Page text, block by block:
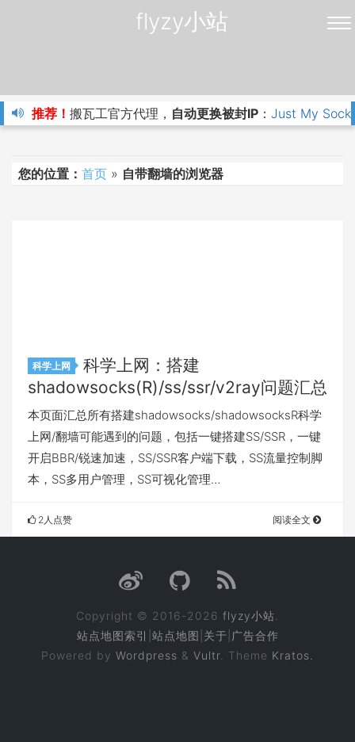
flyzy小站
推荐！ 搬瓦工官方代理， 自动更换被封IP ： Just My
您的位置： 首页 » 自带翻墙的浏览器
科学上网
科学上网：搭建
shadowsocks(R)/ss/ssr/v2ray问题汇总
本页面汇总所有搭建shadowsocks/shadowsocksR科学
上网/翻墙可能遇到的问题，包括一键搭建SS/SSR，一键
开启BBR/锐速加速，SS/SSR客户端下载，SS流量控制脚
本，SS多用户管理，SS可视化管理…
2人点赞 阅读全文
Copyright © 2016-2026 flyzy小站
站点地图索引 站点地图 关于 广告合作
Powered by Wordpress & Vultr . Theme Kratos.